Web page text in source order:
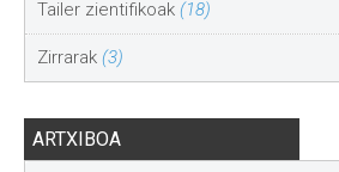
Tailer zientifikoak (18)
Zirrarak (3)
ARTXIBOA